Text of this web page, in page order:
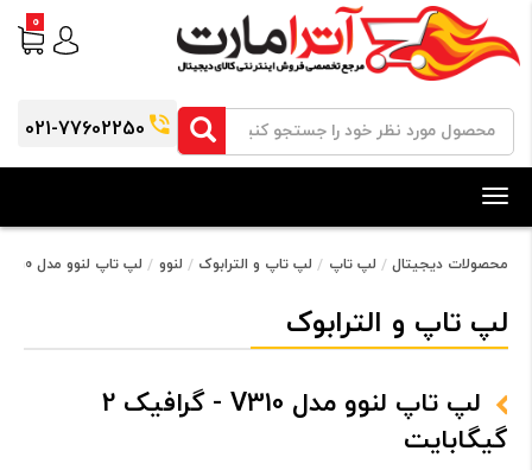
021-77602250
0
Toggle
navigation
محصولات دیجیتال لپ تاپ لپ تاپ و الترابوک لنوو لپ تاپ لنوو مدل V310 - گرافیک 2 گیگابایت
لپ تاپ و الترابوک
لپ تاپ لنوو مدل V310 - گرافیک 2
گیگابایت